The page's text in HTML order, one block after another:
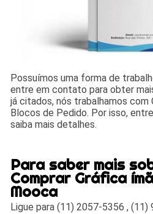
Possuímos uma forma de
entre em contato para obter
já citados, nós trabalhamos com
Blocos de Pedido. Por isso,
saiba mais detalhes.
Para saber mais
Comprar Gráfica
Mooca
Ligue para(11) 2057-5356 ,(11)